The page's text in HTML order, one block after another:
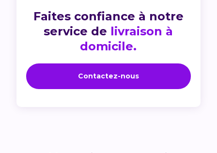
Faites confiance à notre
service de livraison à
domicile.
Contactez-nous